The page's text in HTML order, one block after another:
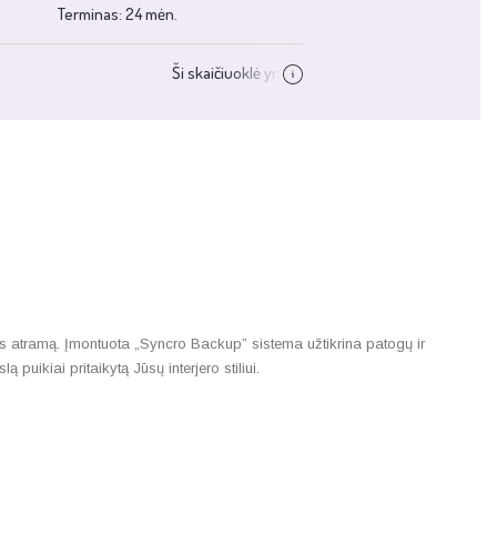
Įmontuota „Syncro Backup” sistema užtikrina patogų ir
puikiai pritaikytą Jūsų interjero stiliui.